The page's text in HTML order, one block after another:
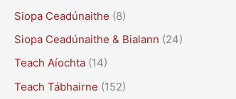
Siopa Ceadúnaithe (8)
Siopa Ceadúnaithe & Bialann (24)
Teach Aíochta (14)
Teach Tábhairne (152)